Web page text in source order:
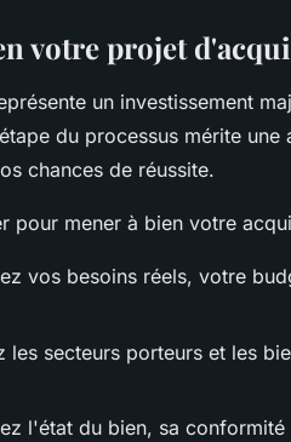
votre projet
un investissement
du processus mérite
chances de réussite.
pour mener à bien votre
vos besoins réels, votre
les secteurs porteurs et les
l'état du bien, sa